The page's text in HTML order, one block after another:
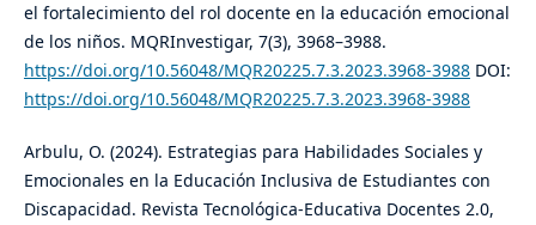
el fortalecimiento del rol docente en la educación emocional
de los niños. MQRInvestigar, 7(3), 3968–3988.
https://doi.org/10.56048/MQR20225.7.3.2023.3968-3988DOI:
https://doi.org/10.56048/MQR20225.7.3.2023.3968-3988
Arbulu, O. (2024). Estrategias para Habilidades Sociales y
Emocionales en la Educación Inclusiva de Estudiantes con
Discapacidad. Revista Tecnológica-Educativa Docentes 2.0,